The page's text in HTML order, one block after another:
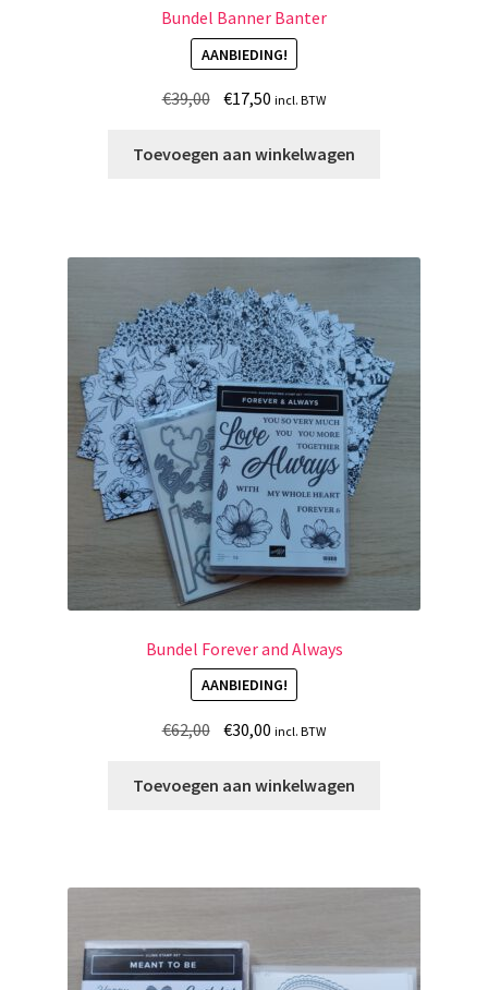
Bundel Banner Banter
AANBIEDING!
€39,00 Oorspronkelijke
was:
€17,50 Huidige
is:
incl. BTW
Toevoegen aan winkelwagen
Bundel Forever and Always
AANBIEDING!
€62,00 Oorspronkelijke
was:
€30,00 Huidige
is:
incl. BTW
Toevoegen aan winkelwagen